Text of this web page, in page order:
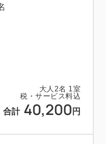
大人 2名 1室
税・サービス料込
合計 40,200 円